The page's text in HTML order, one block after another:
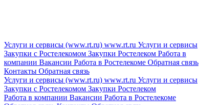
Услуги и сервисы (www.rt.ru) www.rt.ru Услуги и сервисы
Закупки с Ростелекомом Закупки Ростелеком Работа в
компании Вакансии Работа в Ростелекоме Обратная связь
Контакты Обратная связь
Услуги и сервисы (www.rt.ru) www.rt.ru Услуги и сервисы
Закупки с Ростелекомом Закупки Ростелеком
Работа в компании Вакансии Работа в Ростелекоме